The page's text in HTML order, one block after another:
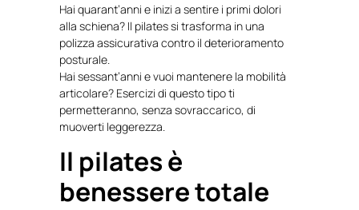
Hai quarant’anni e inizi a sentire i primi dolori
alla schiena? Il pilates si trasforma in una
polizza assicurativa contro il deterioramento
posturale.
Hai sessant’anni e vuoi mantenere la mobilità
articolare? Esercizi di questo tipo ti
permetteranno, senza sovraccarico, di
muoverti leggerezza.
Il pilates è
benessere totale